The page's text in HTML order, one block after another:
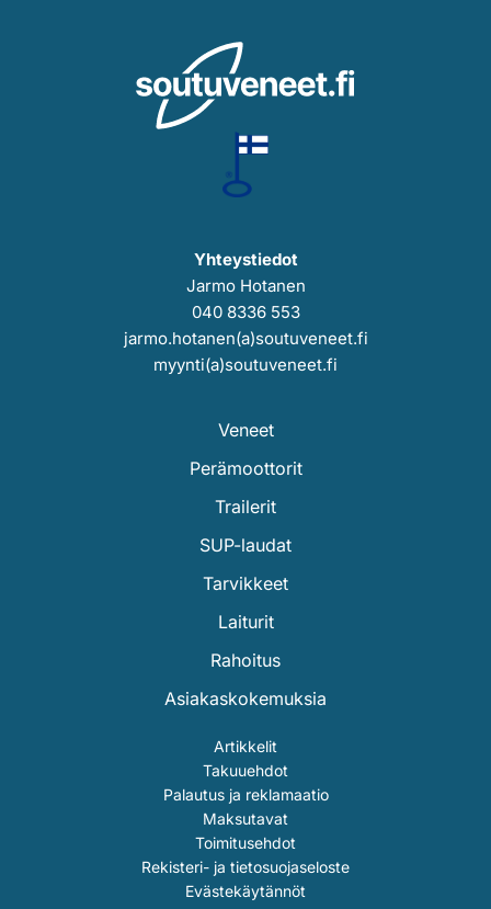
Yhteystiedot
Jarmo Hotanen
040 8336 553
jarmo.hotanen(a)soutuveneet.fi
myynti(a)soutuveneet.fi
Veneet
Perämoottorit
Trailerit
SUP-laudat
Tarvikkeet
Laiturit
Rahoitus
Asiakaskokemuksia
Artikkelit
Takuuehdot
Palautus ja reklamaatio
Maksutavat
Toimitusehdot
Rekisteri- ja tietosuojaseloste
Evästekäytännöt